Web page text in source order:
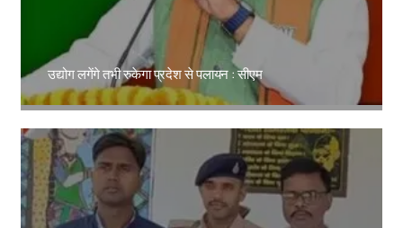
उद्योग लगेंगे तभी रुकेगा प्रदेश से पलायन : सीएम
Amit Lekh